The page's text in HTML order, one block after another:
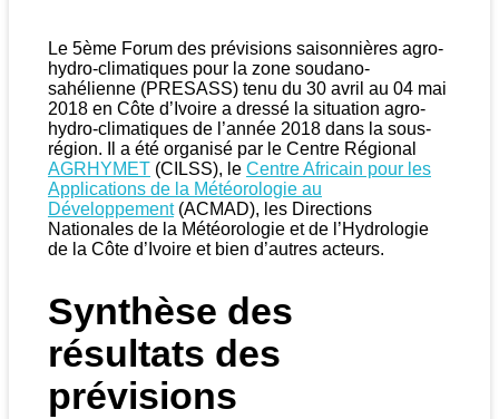
Le 5ème Forum des prévisions saisonnières agro-
hydro-climatiques pour la zone soudano-
sahélienne (PRESASS) tenu du 30 avril au 04 mai
2018 en Côte d’Ivoire a dressé la situation agro-
hydro-climatiques de l’année 2018 dans la sous-
région. Il a été organisé par le Centre Régional
AGRHYMET (CILSS), le Centre Africain pour les
Applications de la Météorologie au
Développement(ACMAD), les Directions
Nationales de la Météorologie et de l’Hydrologie
de la Côte d’Ivoire et bien d’autres acteurs.
Synthèse des
résultats des
prévisions